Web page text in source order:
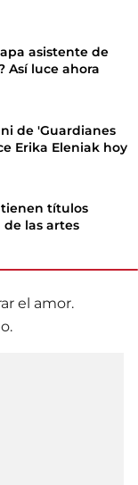
asistente de
Así luce ahora
de 'Guardianes
Erika Eleniak hoy
tienen títulos
las artes
el amor.